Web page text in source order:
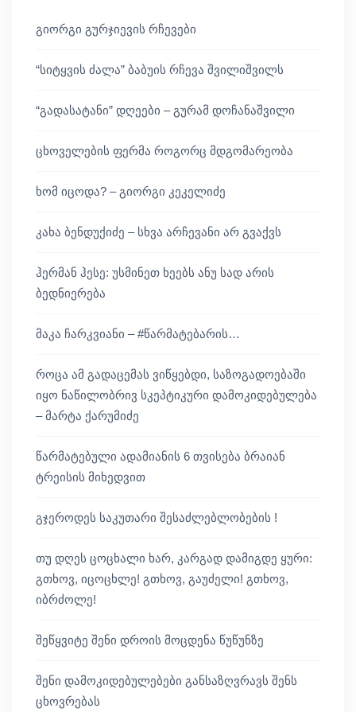
გიორგი გურჯიევის რჩევები
“სიტყვის ძალა” ბაბუის რჩევა შვილიშვილს
“გადასატანი” დღეები – გურამ დოჩანაშვილი
ცხოველების ფერმა როგორც მდგომარეობა
ხომ იცოდა? – გიორგი კეკელიძე
კახა ბენდუქიძე – სხვა არჩევანი არ გვაქვს
ჰერმან ჰესე: უსმინეთ ხეებს ანუ სად არის
ბედნიერება
მაკა ჩარკვიანი – #წარმატებარის…
როცა ამ გადაცემას ვიწყებდი, საზოგადოებაში
იყო ნაწილობრივ სკეპტიკური დამოკიდებულება
– მარტა ქარუმიძე
წარმატებული ადამიანის 6 თვისება ბრაიან
ტრეისის მიხედვით
გჯეროდეს საკუთარი შესაძლებლობების !
თუ დღეს ცოცხალი ხარ, კარგად დამიგდე ყური:
გთხოვ, იცოცხლე! გთხოვ, გაუძელი! გთხოვ,
იბრძოლე!
შეწყვიტე შენი დროის მოცდენა წუწუნზე
შენი დამოკიდებულებები განსაზღვრავს შენს
ცხოვრებას